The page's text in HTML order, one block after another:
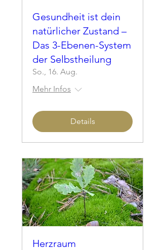
Gesundheit ist dein
natürlicher Zustand –
Das 3-Ebenen-System
der Selbstheilung
So., 16. Aug.
Mehr Infos
Details
Herzraum